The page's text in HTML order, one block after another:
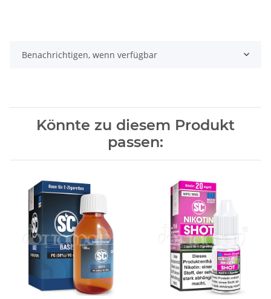
Benachrichtigen, wenn verfügbar
Könnte zu diesem Produkt
passen: